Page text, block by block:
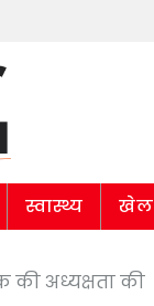
स्वास्थ्य खेल
की अध्यक्षता की